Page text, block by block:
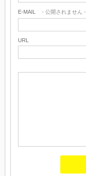
E-MAIL - 公開されません -
URL